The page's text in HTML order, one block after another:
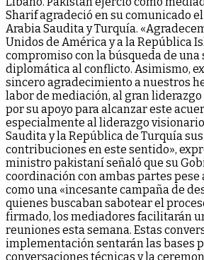
Sharif agradeció en su comunicado
Arabia Saudita y Turquía.
Unidos de América y a la República
compromiso con la búsqueda de una
diplomática al conflicto. Asimismo,
sincero agradecimiento a nuestros
labor de mediación, al gran liderazgo
por su apoyo para alcanzar este
especialmente al liderazgo
Saudita y la República de Turquía
contribuciones en este sentido»,
ministro pakistaní señaló que su
coordinación con ambas partes pese
como una «incesante campaña de
quienes buscaban sabotear el
firmado, los mediadores facilitarán
reuniones esta semana. Estas
implementación sentarán las bases
conversaciones técnicas y la